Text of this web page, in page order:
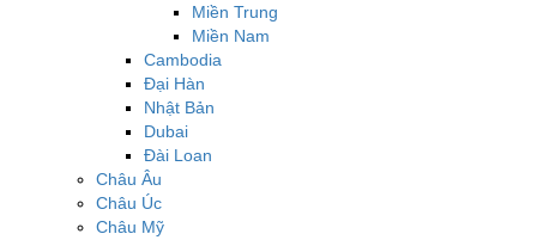
Miền Trung
Miền Nam
Cambodia
Đại Hàn
Nhật Bản
Dubai
Đài Loan
Châu Âu
Châu Úc
Châu Mỹ